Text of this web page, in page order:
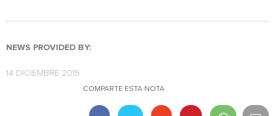
NEWS PROVIDED BY:
14 DICIEMBRE 2015
COMPARTE ESTA NOTA